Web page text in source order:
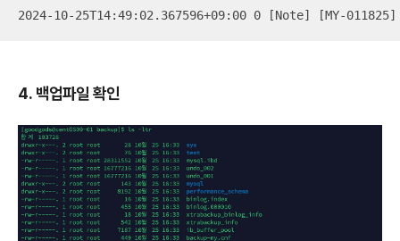
2024-10-25T14:49:02.367596+09:00 0 [Note] [MY-
4. 백업파일 확인